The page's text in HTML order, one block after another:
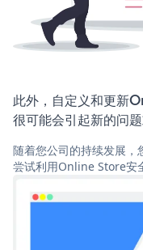
此外，自定义和更新
很可能会引起新的问题
随着您公司的持续发展，
尝试利用Online Store安